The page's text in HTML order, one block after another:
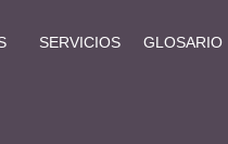
SERVICIOS GLOSARIO